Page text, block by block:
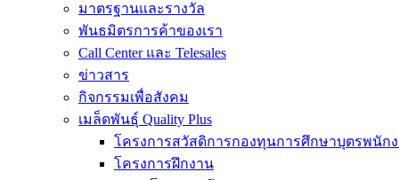
มาตรฐานและรางวัล
พันธมิตรการค้าของเรา
Call Center และ Telesales
ข่าวสาร
กิจกรรมเพื่อสังคม
เมล็ดพันธุ์ Quality Plus
โครงการสวัสดิการกองทุนการศึกษาบุตรพนัก
โครงการฝึกงาน